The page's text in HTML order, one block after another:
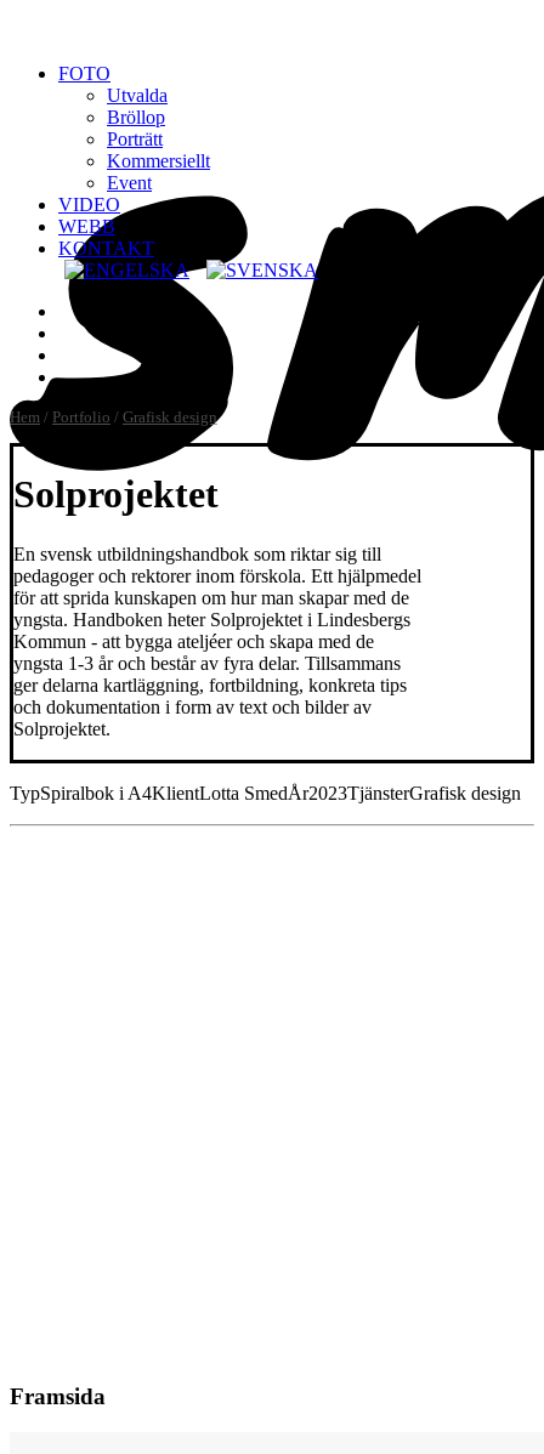
FOTO
Utvalda
Bröllop
Porträtt
Kommersiellt
Event
VIDEO
WEBB
KONTAKT
Hem / Portfolio / Grafisk design
Solprojektet
En svensk utbildningshandbok som riktar sig till
pedagoger och rektorer inom förskola. Ett hjälpmedel
för att sprida kunskapen om hur man skapar med de
yngsta. Handboken heter Solprojektet i Lindesbergs
Kommun - att bygga ateljéer och skapa med de
yngsta 1-3 år och består av fyra delar. Tillsammans
ger delarna kartläggning, fortbildning, konkreta tips
och dokumentation i form av text och bilder av
Solprojektet.
TypSpiralbok i A4KlientLotta SmedÅr2023TjänsterGrafisk design
Framsida